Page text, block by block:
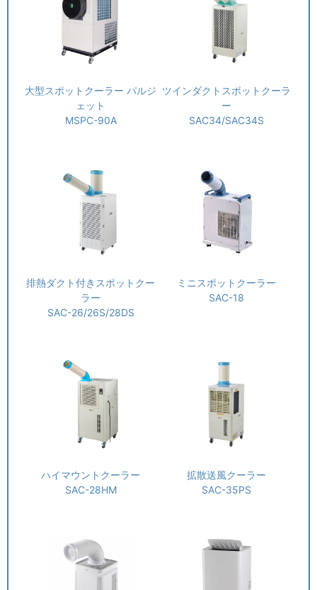
大型スポットクーラー パルジ
ェット
MSPC-90A
ツインダクトスポットクーラ
ー
SAC34/SAC34S
排熱ダクト付きスポットクー
ラー
SAC-26/26S/28DS
ミニスポットクーラー
SAC-18
ハイマウントクーラー
SAC-28HM
拡散送風クーラー
SAC-35PS